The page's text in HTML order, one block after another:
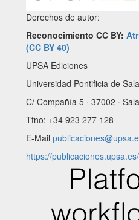
Derechos de autor:
Reconocimiento CC BY:
(CC BY 40)
UPSA Ediciones
Universidad Pontificia de
C/ Compañía 5 · 37002 ·
Tfno: +34 923 277 128
E-Mail
https://publicaciones.upsa.es/